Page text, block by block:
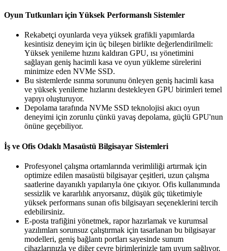
Oyun Tutkunları için Yüksek Performanslı Sistemler
Rekabetçi oyunlarda veya yüksek grafikli yapımlarda
kesintisiz deneyim için üç bileşen birlikte değerlendirilmeli:
Yüksek yenileme hızını kaldıran GPU, ısı yönetimini
sağlayan geniş hacimli kasa ve oyun yükleme sürelerini
minimize eden NVMe SSD.
Bu sistemlerde ısınma sorununu önleyen geniş hacimli kasa
ve yüksek yenileme hızlarını destekleyen GPU birimleri temel
yapıyı oluşturuyor.
Depolama tarafında NVMe SSD teknolojisi akıcı oyun
deneyimi için zorunlu çünkü yavaş depolama, güçlü GPU'nun
önüne geçebiliyor.
İş ve Ofis Odaklı Masaüstü Bilgisayar Sistemleri
Profesyonel çalışma ortamlarında verimliliği artırmak için
optimize edilen masaüstü bilgisayar çeşitleri, uzun çalışma
saatlerine dayanıklı yapılarıyla öne çıkıyor. Ofis kullanımında
sessizlik ve kararlılık arıyorsanız, düşük güç tüketimiyle
yüksek performans sunan ofis bilgisayarı seçeneklerini tercih
edebilirsiniz.
E-posta trafiğini yönetmek, rapor hazırlamak ve kurumsal
yazılımları sorunsuz çalıştırmak için tasarlanan bu bilgisayar
modelleri, geniş bağlantı portları sayesinde sunum
cihazlarınızla ve diğer çevre birimlerinizle tam uyum sağlıyor.